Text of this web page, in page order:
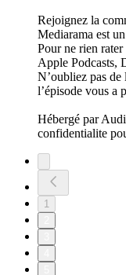
Rejoignez la
Mediarama est
Pour ne rien rater
Apple Podcasts,
N’oubliez pas de
l’épisode vous a
Hébergé par
confidentialite
1